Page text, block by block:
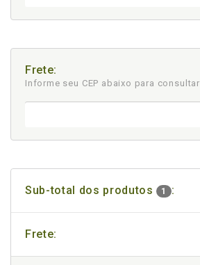
Frete:
Informe seu CEP abaixo para consultar
Sub-total dos produtos 1 :
Frete: